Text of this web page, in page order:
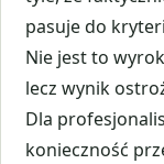
pasuje do
Nie jest to
lecz wynik
Dla
konieczność